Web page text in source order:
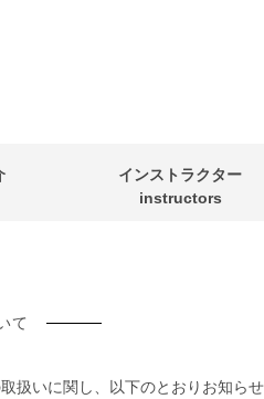
インストラクター
instructors
て
扱いに関し、 以下のとおりお知らせ